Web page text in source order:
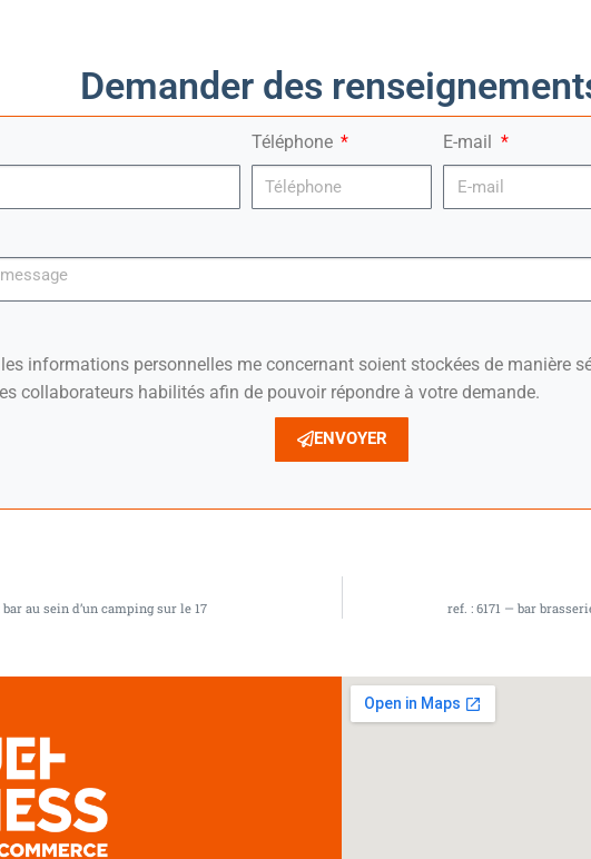
Demander des
Téléphone E-mail
informations personnelles me concernant soient stockées de manière
collaborateurs habilités afin de pouvoir répondre à votre demande.
ENVOYER
au sein d’un camping sur le 17 ref. : 6171 — bar